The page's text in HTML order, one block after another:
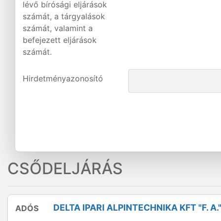
lévő bírósági eljárások
számát, a tárgyalások
számát, valamint a
befejezett eljárások
számát.
Hirdetményazonosító
CSŐDELJÁRÁS
ADÓS DELTA IPARI ALPINTECHNIKA KFT "F. A."